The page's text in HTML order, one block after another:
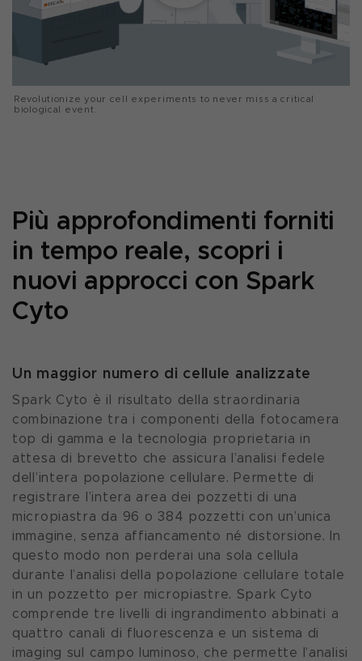
Revolutionize your cell experiments to never miss a critical
biological event.
Più approfondimenti forniti
in tempo reale, scopri i
nuovi approcci con Spark
Cyto
Un maggior numero di cellule analizzate
Spark Cyto è il risultato della straordinaria
combinazione tra i componenti della fotocamera
top di gamma e la tecnologia proprietaria in
attesa di brevetto che assicura l’analisi fedele
dell’intera popolazione cellulare. Permette di
registrare l’intera area dei pozzetti di una
micropiastra da 96 o 384 pozzetti con un’unica
immagine, senza affiancamento né distorsione. In
questo modo non perderai una sola cellula
durante l’analisi della popolazione cellulare totale
in un pozzetto per micropiastre. Spark Cyto
comprende tre livelli di ingrandimento abbinati a
quattro canali di fluorescenza e un sistema di
imaging sul campo luminoso, che permette l’analisi